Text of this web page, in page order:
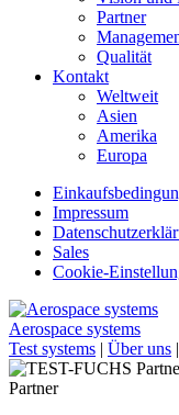
Partner
Qualität
Kontakt
Weltweit
Asien
Amerika
Europa
Impressum
Sales
Cookie-
Aerospace systems
Test systems | Über uns |
Partner